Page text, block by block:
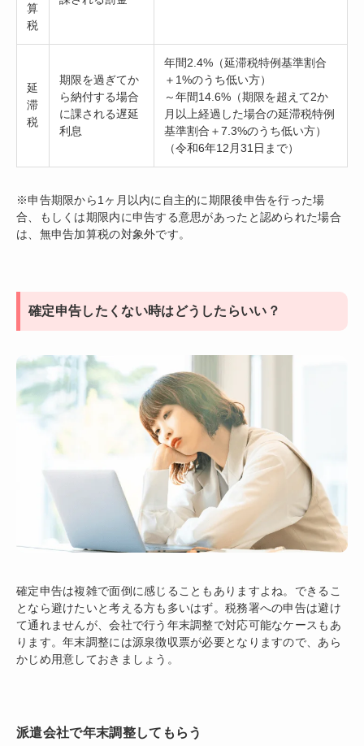
算
税
延
滞
税
期限を過ぎてか
ら納付する場合
に課される遅延
利息
年間2.4%（延滞税特例基準割合
＋1%のうち低い方）
～年間14.6%（期限を超えて2か
月以上経過した場合の延滞税特例
基準割合＋7.3%のうち低い方）
（令和6年12月31日まで）
※申告期限から1ヶ月以内に自主的に期限後申告を行った場
合、もしくは期限内に申告する意思があったと認められた場合
は、無申告加算税の対象外です。
確定申告したくない時はどうしたらいい？
確定申告は複雑で面倒に感じることもありますよね。できるこ
となら避けたいと考える方も多いはず。税務署への申告は避け
て通れませんが、会社で行う年末調整で対応可能なケースもあ
ります。年末調整には源泉徴収票が必要となりますので、あら
かじめ用意しておきましょう。
派遣会社で年末調整してもらう